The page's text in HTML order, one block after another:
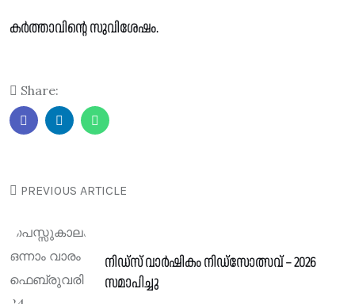
കർത്താവിന്റെ സുവിശേഷം.
Share:
PREVIOUS ARTICLE
നിഡ്സ് വാർഷികം നിഡ്സോത്സവ് – 2026
സമാപിച്ചു